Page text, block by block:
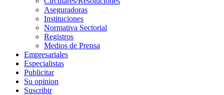
Aseguradoras
Instituciones
Normativa Sectorial
Registros
Medios de Prensa
Empresariales
Especialistas
Publicitar
Su opinion
Suscribir